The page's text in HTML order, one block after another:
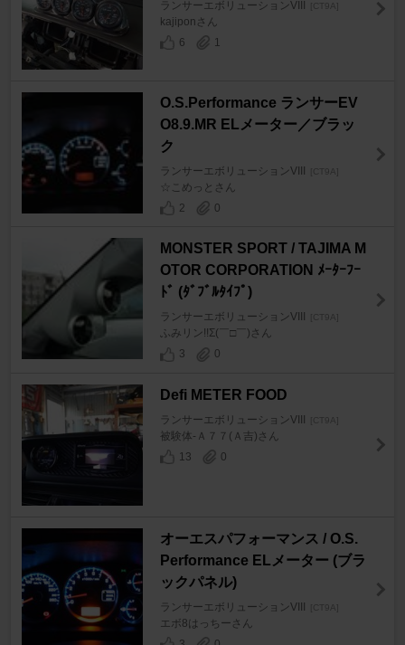
ランサーエボリューションVIII [CT9A]
kajiponさん
6
1
O.S.Performance ランサーEV
O8.9.MR ELメーター／ブラッ
ク
ランサーエボリューションVIII [CT9A]
☆こめっとさん
2
0
MONSTER SPORT / TAJIMA M
OTOR CORPORATION ﾒｰﾀｰﾌｰ
ﾄﾞ (ﾀﾞﾌﾞﾙﾀｲﾌﾟ)
ランサーエボリューションVIII [CT9A]
ふみリン!!Σ(￣□￣)さん
3
0
Defi METER FOOD
ランサーエボリューションVIII [CT9A]
被験体-Ａ７７(Ａ吉)さん
13
0
オーエスパフォーマンス / O.S.
Performance ELメーター (ブラ
ックパネル)
ランサーエボリューションVIII [CT9A]
エボ8はっちーさん